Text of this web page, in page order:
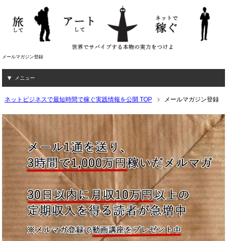
メールマガジン登録
メニュー
ネットビジネスで最短時間で稼ぐ実践情報を公開 TOP メールマガジン登録